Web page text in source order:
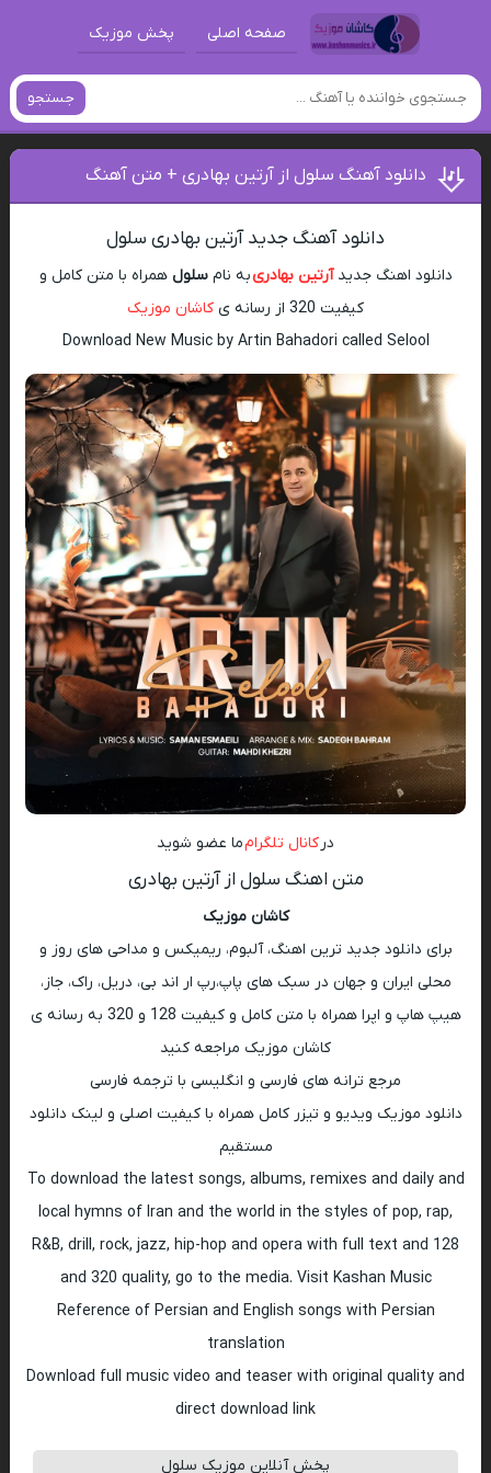
صفحه اصلی پخش موزیک
جستجو
دانلود آهنگ سلول از آرتین بهادری + متن آهنگ
دانلود آهنگ جدید آرتین بهادری سلول
دانلود اهنگ جدیدآرتین بهادریبه نامسلول همراه با متن کامل و
کیفیت 320 از رسانه ی
کاشان موزیک
Download New Music by Artin Bahadori called Selool
در کانال تلگرامما عضو شوید
متن اهنگ سلول از آرتین بهادری
کاشان موزیک
برای دانلود جدید ترین اهنگ، آلبوم، ریمیکس و مداحی های روز و
محلی ایران و جهان در سبک های پاپ،رپ ار اند بی، دریل، راک، جاز،
هیپ هاپ و اپرا همراه با متن کامل و کیفیت 128 و 320 به رسانه ی
کاشان موزیک مراجعه کنید
مرجع ترانه های فارسی و انگلیسی با ترجمه فارسی
دانلود موزیک ویدیو و تیزر کامل همراه با کیفیت اصلی و لینک دانلود
مستقیم
To download the latest songs, albums, remixes and daily and
local hymns of Iran and the world in the styles of pop, rap,
R&B, drill, rock, jazz, hip-hop and opera with full text and 128
and 320 quality, go to the media. Visit Kashan Music
Reference of Persian and English songs with Persian
translation
Download full music video and teaser with original quality and
direct download link
پخش آنلاین موزیک سلول